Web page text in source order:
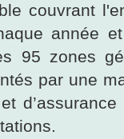
couvrant
année
95 zones
par une